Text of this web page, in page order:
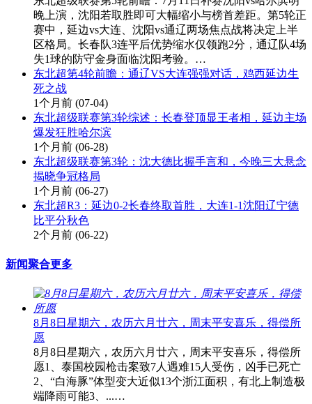
晚上演，沈阳若取胜即可大幅缩小与榜首差距。第5轮正
赛中，延边vs大连、沈阳vs通辽两场焦点战将决定上半
区格局。长春队3连平后优势缩水仅领跑2分，通辽队4场
失1球的防守金身面临沈阳考验。…
东北超第4轮前瞻：通辽VS大连强强对话，鸡西延边生
死之战
1个月前 (07-04)
东北超级联赛第3轮综述：长春登顶显王者相，延边主场
爆发狂胜哈尔滨
1个月前 (06-28)
东北超级联赛第3轮：沈大德比握手言和，今晚三大悬念
揭晓争冠格局
1个月前 (06-27)
东北超R3：延边0-2长春终取首胜，大连1-1沈阳辽宁德
比平分秋色
2个月前 (06-22)
新闻聚合更多
8月8日星期六，农历六月廿六，周末平安喜乐，得偿所
愿
8月8日星期六，农历六月廿六，周末平安喜乐，得偿所
愿1、泰国校园枪击案致7人遇难15人受伤，凶手已死亡
2、“白海豚”体型变大近似13个浙江面积，有北上制造极
端降雨可能3、...…